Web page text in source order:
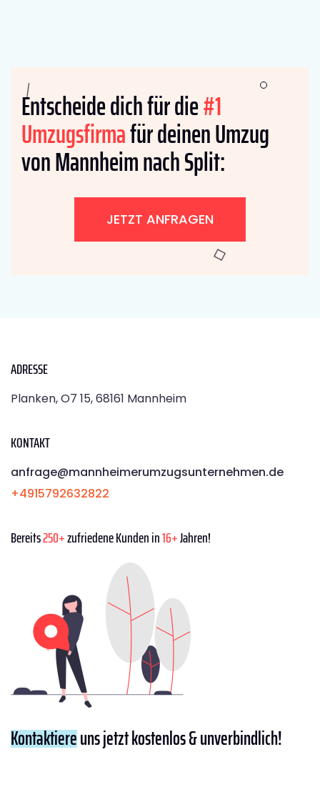
Entscheide dich für die#1
Umzugsfirmafür deinen Umzug
von Mannheim nach Split:
JETZT ANFRAGEN
ADRESSE
Planken, O7 15, 68161 Mannheim
KONTAKT
anfrage@mannheimerumzugsunternehmen.de
+4915792632822
Bereits250+zufriedene Kunden in16+Jahren!
Kontaktiereuns jetzt kostenlos & unverbindlich!